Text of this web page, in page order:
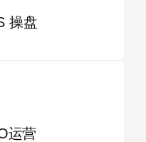
操盘
运营